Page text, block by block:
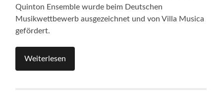
Quinton Ensemble wurde beim Deutschen
Musikwettbewerb ausgezeichnet und von Villa Musica
gefördert.
Weiterlesen